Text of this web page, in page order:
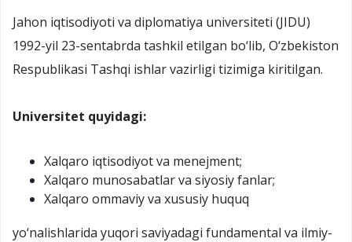
Jahon iqtisodiyoti va diplomatiya universiteti (JIDU)
1992-yil 23-sentabrda tashkil etilgan bo‘lib, O‘zbekiston
Respublikasi Tashqi ishlar vazirligi tizimiga kiritilgan.
Universitet quyidagi:
Xalqaro iqtisodiyot va menejment;
Xalqaro munosabatlar va siyosiy fanlar;
Xalqaro ommaviy va xususiy huquq
yo‘nalishlarida yuqori saviyadagi fundamental va ilmiy-